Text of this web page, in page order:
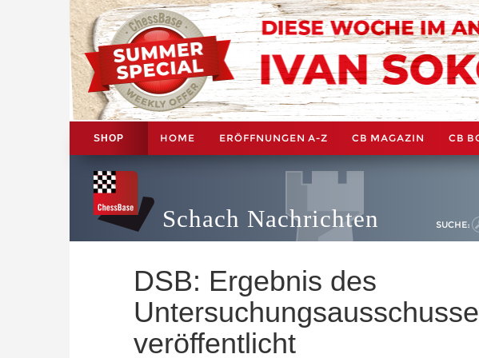
SHOP HOME ERÖFFNUNGEN A-Z CB MAGAZIN CB
Schach Nachrichten SUCHE:
DSB: Ergebnis des
veröffentlicht